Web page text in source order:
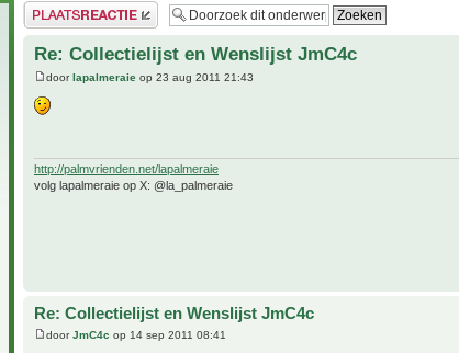
Plaats een reactie
Re: Collectielijst en Wenslijst JmC4c
doorlapalmeraie op 23 aug 2011 21:43
http://palmvrienden.net/lapalmeraie
volg lapalmeraie op X: @la_palmeraie
Re: Collectielijst en Wenslijst JmC4c
doorJmC4c op 14 sep 2011 08:41